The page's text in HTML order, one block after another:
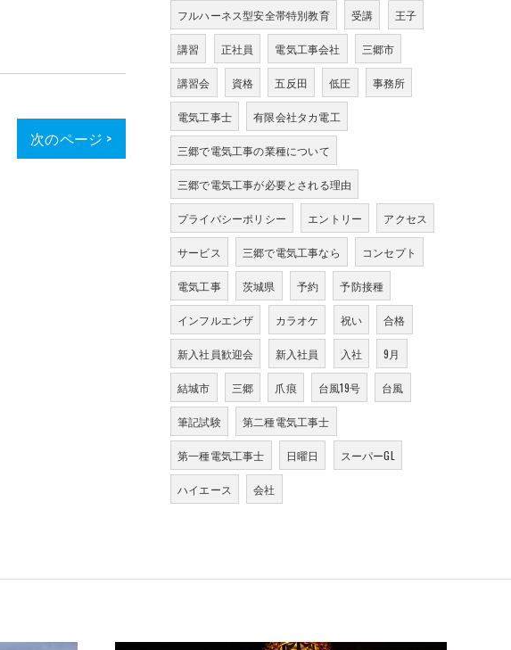
次のページ >
フルハーネス型安全帯特別教育 受講 王子
講習 正社員 電気工事会社 三郷市
講習会 資格 五反田 低圧 事務所
電気工事士 有限会社タカ電工
三郷で電気工事の業種について
三郷で電気工事が必要とされる理由
プライバシーポリシー エントリー アクセス
サービス 三郷で電気工事なら コンセプト
電気工事 茨城県 予約 予防接種
インフルエンザ カラオケ 祝い 合格
新入社員歓迎会 新入社員 入社 9月
結城市 三郷 爪痕 台風19号 台風
筆記試験 第二種電気工事士
第一種電気工事士 日曜日 スーパーGL
ハイエース 会社